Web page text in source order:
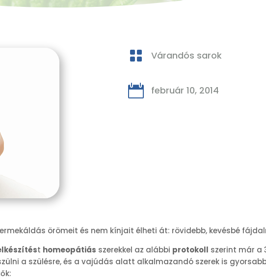
 Várandós sarok
 február 10, 2014
örömeit és nem kínjait élheti át: rövidebb, kevésbé
t homeopátiás szerekkel az alábbi protokoll szerint már a
a szülésre, és a vajúdás alatt alkalmazandó szerek is